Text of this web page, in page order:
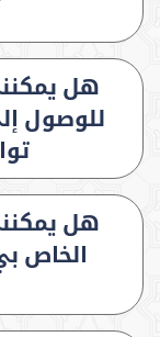
هل
للوصول
هل
الخاص